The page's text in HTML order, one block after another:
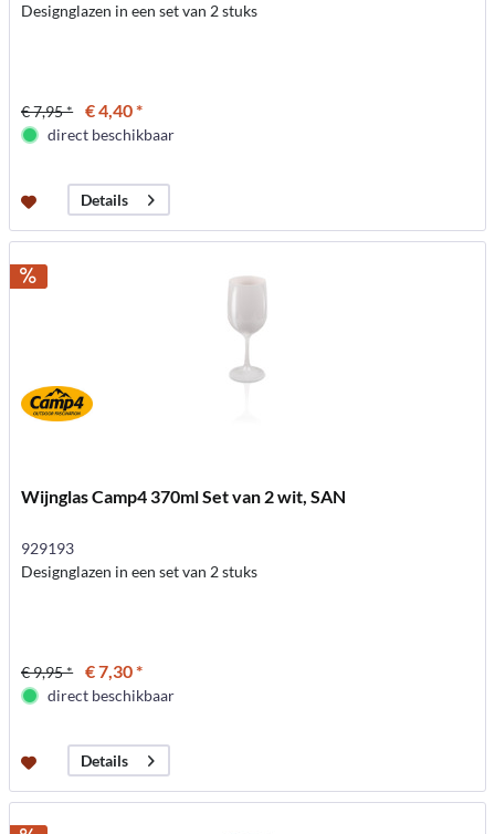
Designglazen in een set van 2 stuks
€ 7,95 * € 4,40 *
direct beschikbaar
Details
Wijnglas Camp4 370ml Set van 2 wit, SAN
929193
Designglazen in een set van 2 stuks
€ 9,95 * € 7,30 *
direct beschikbaar
Details